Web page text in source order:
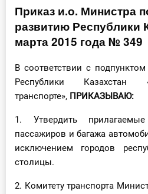
Инструменты
Вебинары
Справочник бухгалтера
Участник ВЭД
Практика ИП
Кадры. Труд. Зарплата.
Приказ и.о. Министра
развитию Республики
марта 2015 года № 349
В соответствии с
Республики Казахстан
транспорте», ПРИКАЗЫВАЮ:
1. Утвердить
пассажиров и багажа
исключением городов
столицы.
2. Комитету транспорта